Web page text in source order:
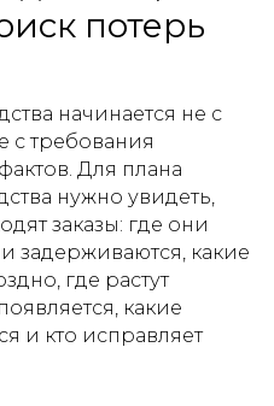
потерь
начинается не с
с требования
Для плана
нужно увидеть,
заказы: где они
задерживаются, какие
где растут
какие
и кто исправляет